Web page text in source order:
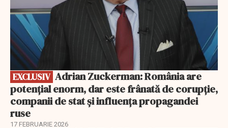
EXCLUSIV
potențial enorm, dar este frânată de corupție,
companii de stat și influența propagandei
ruse
17 FEBRUARIE 2026